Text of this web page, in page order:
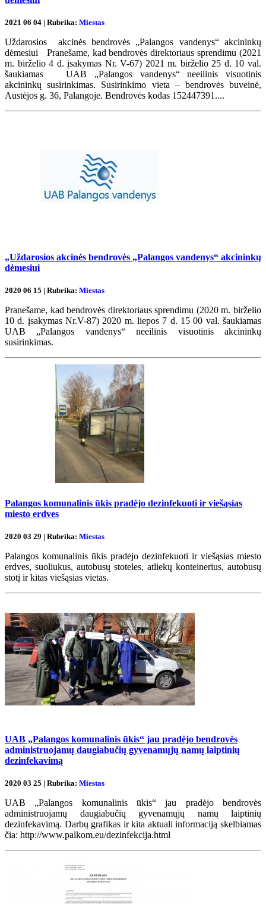
2021 06 04 | Rubrika: Miestas
Uždarosios akcinės bendrovės „Palangos vandenys“ akcininkų
dėmesiui Pranešame, kad bendrovės direktoriaus sprendimu (2021
m. birželio 4 d. įsakymas Nr. V-67) 2021 m. birželio 25 d. 10 val.
šaukiamas UAB „Palangos vandenys“ neeilinis visuotinis
akcininkų susirinkimas. Susirinkimo vieta – bendrovės buveinė,
Austėjos g. 36, Palangoje. Bendrovės kodas 152447391....
„Uždarosios akcinės bendrovės „Palangos vandenys“ akcininkų
dėmesiui
2020 06 15 | Rubrika: Miestas
Pranešame, kad bendrovės direktoriaus sprendimu (2020 m. birželio
10 d. įsakymas Nr.V-87) 2020 m. liepos 7 d. 15 00 val. šaukiamas
UAB „Palangos vandenys“ neeilinis visuotinis akcininkų
susirinkimas.
Palangos komunalinis ūkis pradėjo dezinfekuoti ir viešąsias
miesto erdves
2020 03 29 | Rubrika: Miestas
Palangos komunalinis ūkis pradėjo dezinfekuoti ir viešąsias miesto
erdves, suoliukus, autobusų stoteles, atliekų konteinerius, autobusų
stotį ir kitas viešąsias vietas.
UAB „Palangos komunalinis ūkis“ jau pradėjo bendrovės
administruojamų daugiabučių gyvenamųjų namų laiptinių
dezinfekavimą
2020 03 25 | Rubrika: Miestas
UAB „Palangos komunalinis ūkis“ jau pradėjo bendrovės
administruojamų daugiabučių gyvenamųjų namų laiptinių
dezinfekavimą. Darbų grafikas ir kita aktuali informaciją skelbiamas
čia: http://www.palkom.eu/dezinfekcija.html